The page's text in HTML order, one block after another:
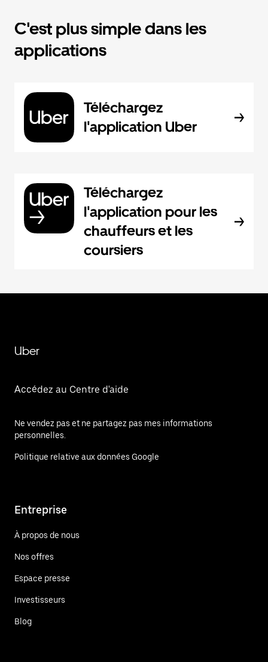
C'est plus simple dans les
applications
Téléchargez
l'application Uber
Téléchargez
l'application pour les
chauffeurs et les
coursiers
Uber
Accédez au Centre d'aide
Ne vendez pas et ne partagez pas mes informations
personnelles.
Politique relative aux données Google
Entreprise
À propos de nous
Nos offres
Espace presse
Investisseurs
Blog